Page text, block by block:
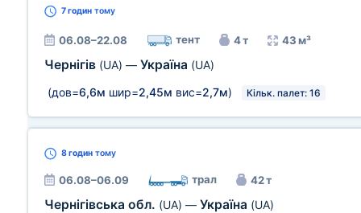
7 годин тому
06.08–22.08 тент 4 т 43 м³
Чернігів (UA) — Україна (UA)
(дов=6,6м шир=2,45м вис=2,7м) Кільк. палет: 16
8 годин тому
06.08–06.09 трал 42 т
Чернігівська обл. (UA) — Україна (UA)